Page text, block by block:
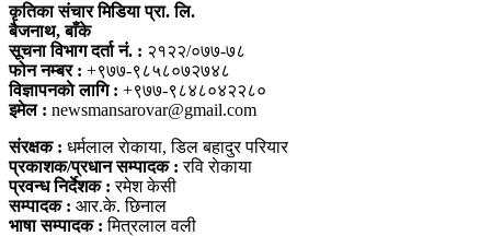
कृतिका संचार मिडिया प्रा. लि.
बैजनाथ, बाँके
सूचना विभाग दर्ता नं. : २१२२/०७७-७८
फोन नम्बर : +९७७-९८५८०७२७४८
विज्ञापनकाे लागि : +९७७-९८४८०४२२८०
इमेल : newsmansarovar@gmail.com
संरक्षक : धर्मलाल राेकाया, डिल बहादुर परियार
प्रकाशक/प्रधान सम्पादक : रवि राेकाया
प्रवन्ध निर्देशक : रमेश केसी
सम्पादक : आर.के. छिनाल
भाषा सम्पादक : मित्रलाल वली